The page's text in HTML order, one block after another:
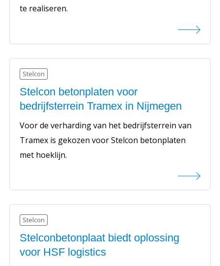
te realiseren.
Stelcon
Stelcon betonplaten voor
bedrijfsterrein Tramex in Nijmegen
Voor de verharding van het bedrijfsterrein van
Tramex is gekozen voor Stelcon betonplaten
met hoeklijn.
Stelcon
Stelconbetonplaat biedt oplossing
voor HSF logistics